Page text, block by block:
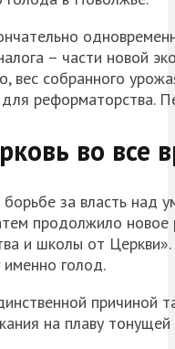
– части новой
вес собранного
реформаторства.
во все
за власть над
продолжило
и школы от
именно голод.
причиной
на плаву